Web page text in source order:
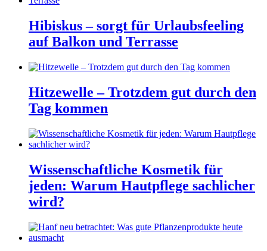
Hibiskus – sorgt für Urlaubsfeeling
auf Balkon und Terrasse
Hitzewelle – Trotzdem gut durch den
Tag kommen
Wissenschaftliche Kosmetik für
jeden: Warum Hautpflege sachlicher
wird?